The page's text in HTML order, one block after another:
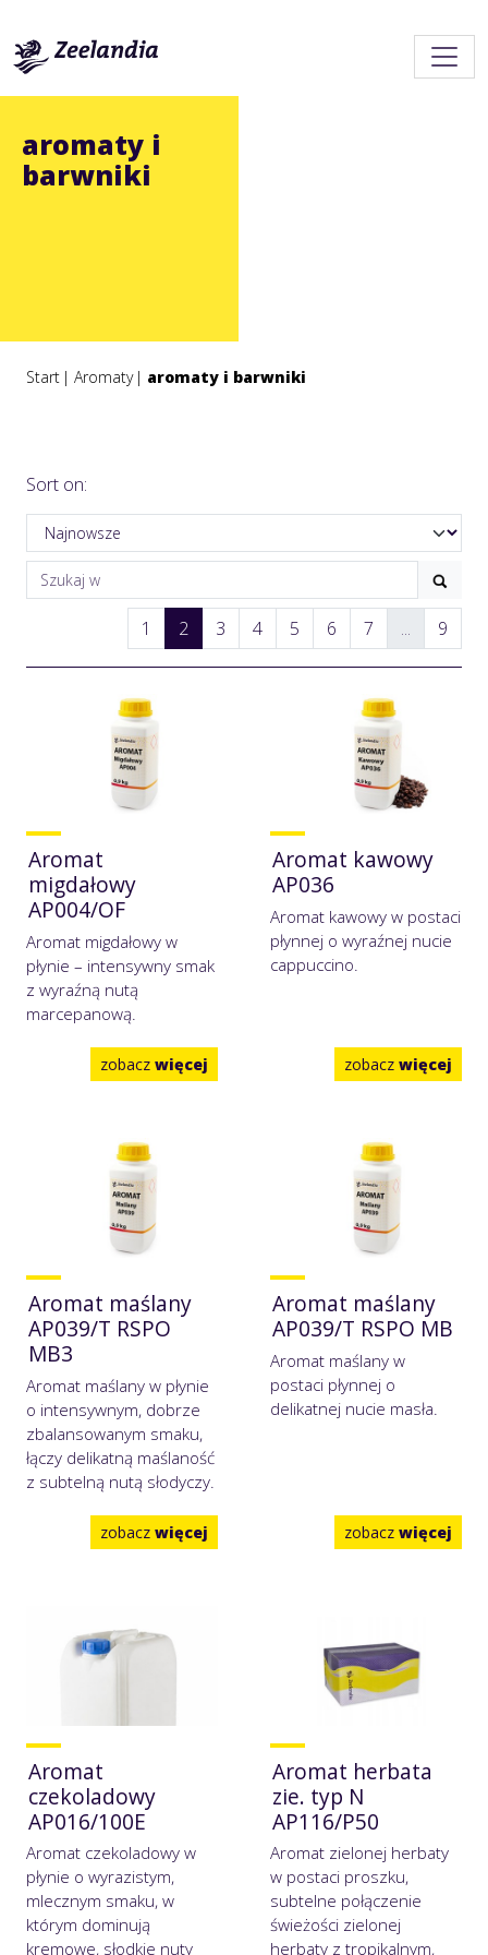
aromaty i
barwniki
Start Aromaty aromaty i barwniki
Sort on:
1 2 3 4 5 6 7 ... 9
Aromat
migdałowy
AP004/OF
Aromat migdałowy w
płynie – intensywny smak
z wyraźną nutą
marcepanową.
zobacz więcej
Aromat kawowy
AP036
Aromat kawowy w postaci
płynnej o wyraźnej nucie
cappuccino.
zobacz więcej
Aromat maślany
AP039/T RSPO
MB3
Aromat maślany w płynie
o intensywnym, dobrze
zbalansowanym smaku,
łączy delikatną maślaność
z subtelną nutą słodyczy.
zobacz więcej
Aromat maślany
AP039/T RSPO MB
Aromat maślany w
postaci płynnej o
delikatnej nucie masła.
zobacz więcej
Aromat
czekoladowy
AP016/100E
Aromat czekoladowy w
płynie o wyrazistym,
mlecznym smaku, w
którym dominują
kremowe, słodkie nuty
Aromat herbata
zie. typ N
AP116/P50
Aromat zielonej herbaty
w postaci proszku,
subtelne połączenie
świeżości zielonej
herbaty z tropikalnym,